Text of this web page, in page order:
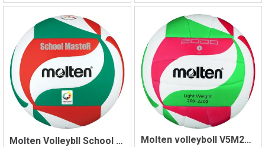
Molten Volleybll School Master Molten volleyboll V5M2000-L